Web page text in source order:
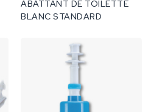
ABATTANT DE TOILETTE
BLANC STANDARD